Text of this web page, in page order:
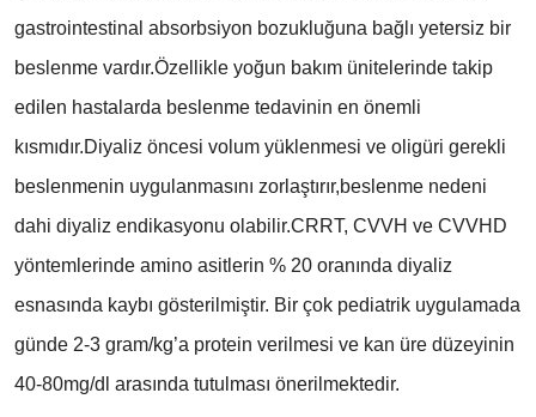
gastrointestinal absorbsiyon bozukluğuna bağlı yetersiz bir
beslenme vardır.Özellikle yoğun bakım ünitelerinde takip
edilen hastalarda beslenme tedavinin en önemli
kısmıdır.Diyaliz öncesi volum yüklenmesi ve oligüri gerekli
beslenmenin uygulanmasını zorlaştırır,beslenme nedeni
dahi diyaliz endikasyonu olabilir.CRRT, CVVH ve CVVHD
yöntemlerinde amino asitlerin % 20 oranında diyaliz
esnasında kaybı gösterilmiştir. Bir çok pediatrik uygulamada
günde 2-3 gram/kg’a protein verilmesi ve kan üre düzeyinin
40-80mg/dl arasında tutulması önerilmektedir.